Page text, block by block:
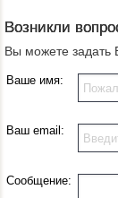
Возникли
Вы можете
Ваше имя:
Ваш email:
Сообщение: